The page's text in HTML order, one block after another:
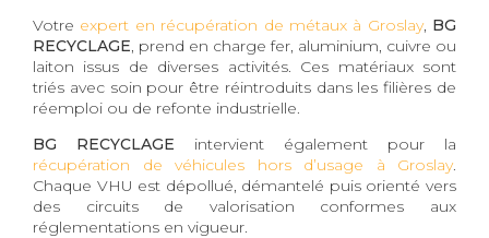
Votre expert en récupération de métaux à Groslay, BG
RECYCLAGE, prend en charge fer, aluminium, cuivre ou
laiton issus de diverses activités. Ces matériaux sont
triés avec soin pour être réintroduits dans les filières de
réemploi ou de refonte industrielle.
BG RECYCLAGE intervient également pour la
récupération de véhicules hors d’usage à Groslay.
Chaque VHU est dépollué, démantelé puis orienté vers
des circuits de valorisation conformes aux
réglementations en vigueur.